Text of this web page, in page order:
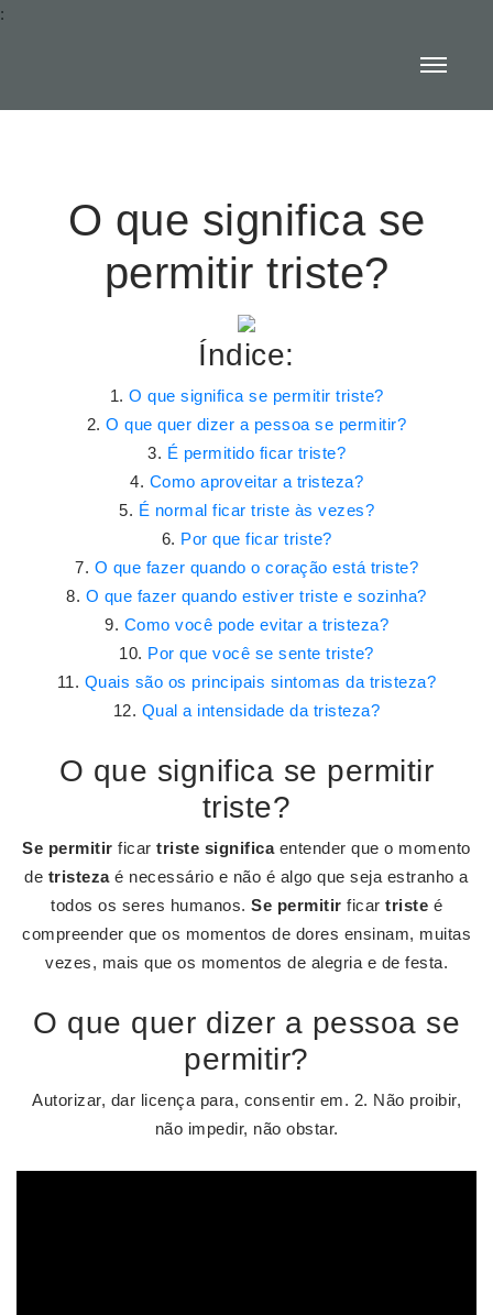
:
O que significa se
permitir triste?
Índice:
O que significa se permitir triste?
O que quer dizer a pessoa se permitir?
É permitido ficar triste?
Como aproveitar a tristeza?
É normal ficar triste às vezes?
Por que ficar triste?
O que fazer quando o coração está triste?
O que fazer quando estiver triste e sozinha?
Como você pode evitar a tristeza?
Por que você se sente triste?
Quais são os principais sintomas da tristeza?
Qual a intensidade da tristeza?
O que significa se permitir
triste?
Se permitir ficartriste significaentender que o momento
de tristezaé necessário e não é algo que seja estranho a
todos os seres humanos. Se permitir ficar triste é
compreender que os momentos de dores ensinam, muitas
vezes, mais que os momentos de alegria e de festa.
O que quer dizer a pessoa se
permitir?
Autorizar, dar licença para, consentir em. 2. Não proibir,
não impedir, não obstar.